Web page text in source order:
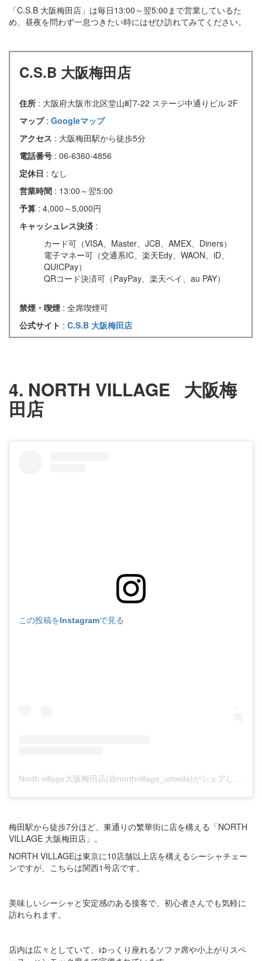
「C.S.B 大阪梅田店」は毎日13:00～翌5:00まで営業しているた
め、昼夜を問わず一息つきたい時にはぜひ訪れてみてください。
C.S.B 大阪梅田店
住所 : 大阪府大阪市北区堂山町7-22 ステージ中通りビル 2F
マップ : Googleマップ
アクセス : 大阪梅田駅から徒歩5分
電話番号 : 06-6360-4856
定休日 : なし
営業時間 : 13:00～翌5:00
予算 : 4,000～5,000円
キャッシュレス決済 :
カード可（VISA、Master、JCB、AMEX、Diners）
電子マネー可（交通系IC、楽天Edy、WAON、iD、
QUICPay）
QRコード決済可（PayPay、楽天ペイ、au PAY）
禁煙・喫煙 : 全席喫煙可
公式サイト : C.S.B 大阪梅田店
4. NORTH VILLAGE 大阪梅
田店
この投稿をInstagramで見る
North village大阪梅田店(@northvillage_umeda)がシェアした投稿
梅田駅から徒歩7分ほど、東通りの繁華街に店を構える「NORTH
VILLAGE 大阪梅田店」。
NORTH VILLAGEは東京に10店舗以上店を構えるシーシャチェー
ンですが、こちらは関西1号店です。
美味しいシーシャと安定感のある接客で、初心者さんでも気軽に
訪れられます。
店内は広々としていて、ゆっくり座れるソファ席や小上がりスペ